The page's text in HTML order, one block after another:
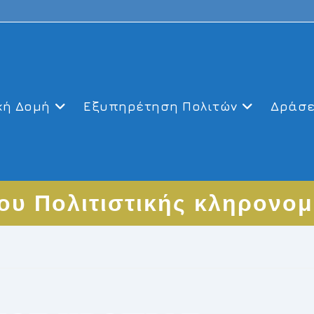
Δομή Εξυπηρέτηση Πολιτών
Πολιτιστικής